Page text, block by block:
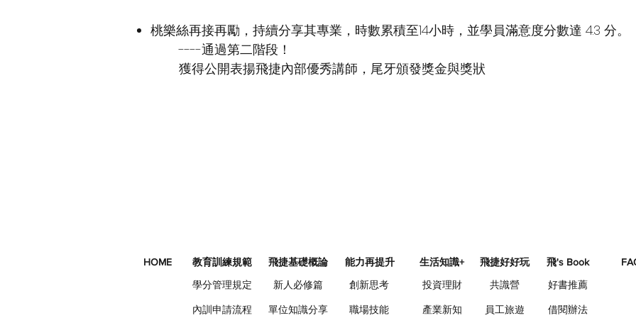
桃樂絲再接再勵，持續分享其專業，時數累積至14小時，並學員滿意度分數達 4.3 分。
----通過第二階段！
獲得公開表揚飛捷內部優秀講師，尾牙頒發獎金與獎狀
HOME
教育訓練規範
學分管理規定
內訓申請流程
飛捷基礎概論
新人必修篇
單位知識分享
能力再提升
創新思考
職場技能
生活知識+
投資理財
產業新知
飛捷好好玩
共識營
員工旅遊
飛's Book
好書推薦
借閱辦法